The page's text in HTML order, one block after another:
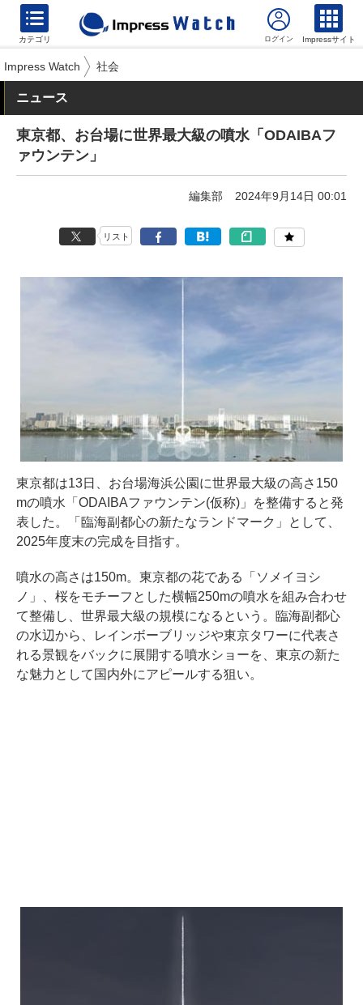
カテゴリ Impressサイト
Impress Watch 社会
ニュース
東京都、お台場に世界最大級の噴水「ODAIBAフ
ァウンテン」
編集部 2024年9月14日 00:01
リスト
東京都は13日、お台場海浜公園に世界最大級の高さ150
mの噴水「ODAIBAファウンテン(仮称)」を整備すると発
表した。「臨海副都心の新たなランドマーク」として、
2025年度末の完成を目指す。
噴水の高さは150m。東京都の花である「ソメイヨシ
ノ」、桜をモチーフとした横幅250mの噴水を組み合わせ
て整備し、世界最大級の規模になるという。臨海副都心
の水辺から、レインボーブリッジや東京タワーに代表さ
れる景観をバックに展開する噴水ショーを、東京の新た
な魅力として国内外にアピールする狙い。